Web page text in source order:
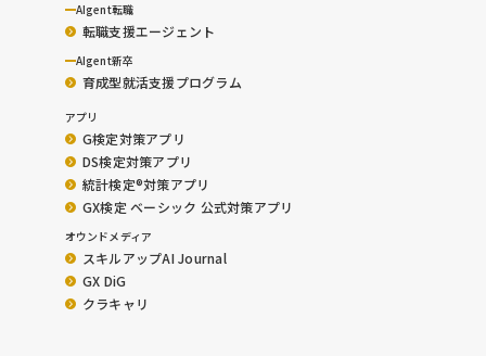
AIgent転職
転職支援エージェント
AIgent新卒
育成型就活支援プログラム
アプリ
G検定対策アプリ
DS検定対策アプリ
統計検定®︎対策アプリ
GX検定 ベーシック 公式対策アプリ
オウンドメディア
スキルアップAI Journal
GX DiG
クラキャリ